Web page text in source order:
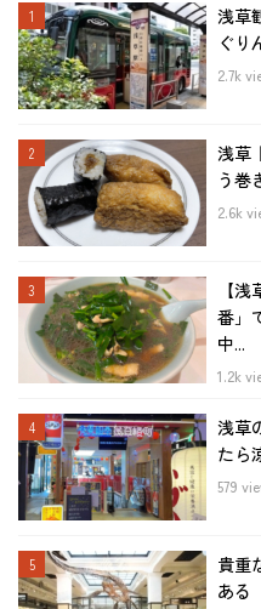
浅草
ぐり
2.7k
浅草
う巻
2.6k
【
番」
中...
1.2k
浅草
たら
579
貴重
ある